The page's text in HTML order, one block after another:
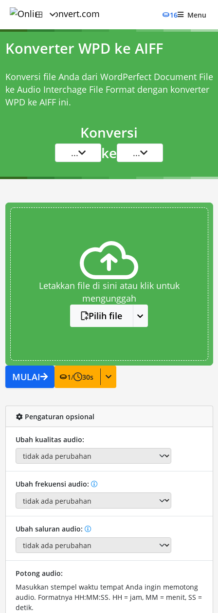
16 Menu
Konverter WPD ke AIFF
Konversi file Anda dari WordPerfect Document File
ke Audio Interchage File Format dengan konverter
WPD ke AIFFini.
Konversi
... ke ...
Letakkan file di sini atau klik untuk
mengunggah
Pilih file
MULAI 1/ 30s
Pengaturan opsional
Ubah kualitas audio:
Ubah frekuensi audio:
Ubah saluran audio:
Potong audio:
Masukkan stempel waktu tempat Anda ingin memotong
audio. Formatnya HH:MM:SS. HH = jam, MM = menit, SS =
detik.